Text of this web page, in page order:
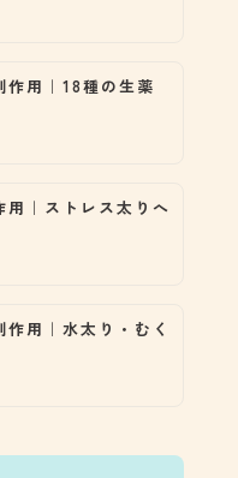
作用｜18種の生薬
｜ストレス太りへ
用｜水太り・むく